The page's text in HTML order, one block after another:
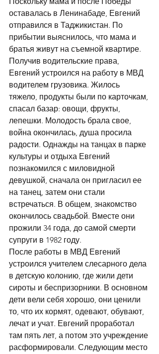
оставалась в Ленинабаде, Евгений
отправился в Таджикистан. По
прибытии выяснилось, что мама и
братья живут на съемной квартире.
Получив водительские права,
Евгений устроился на работу в МВД
водителем грузовика. Жилось
тяжело, продукты были по карточкам,
спасал базар: овощи, фрукты,
лепешки. Молодость брала свое,
война окончилась, душа просила
радости. Однажды на танцах в парке
культуры и отдыха Евгений
познакомился с миловидной
девушкой, сначала он пригласил ее
на танец, затем они стали
встречаться. В общем, знакомство
окончилось свадьбой. Вместе они
прожили 34 года, до самой смерти
супруги в 1982 году.
После работы в МВД Евгений
устроился учителем слесарного дела
в детскую колонию, где жили дети
сироты и беспризорники. В основном
дети вели себя хорошо, они ценили
то, что их кормят, одевают, обувают,
лечат и учат. Евгений проработал
там пять лет, а потом это учреждение
расформировали. Следующим место